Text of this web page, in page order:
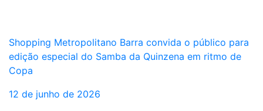
Shopping Metropolitano Barra convida o público para
edição especial do Samba da Quinzena em ritmo de
Copa
12 de junho de 2026